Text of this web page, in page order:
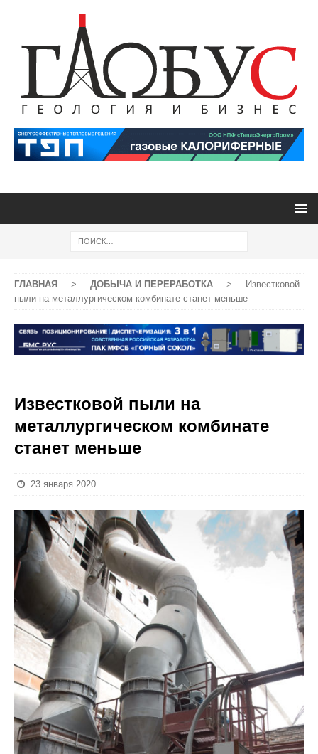
ГЛАВНАЯ > ДОБЫЧА И ПЕРЕРАБОТКА >
Известковой
пыли на металлургическом комбинате станет меньше
Известковой пыли на
металлургическом комбинате
станет меньше
23 января 2020